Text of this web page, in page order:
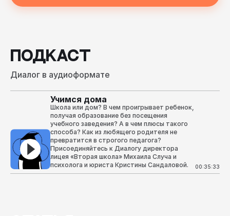
ПОДКАСТ
Диалог в аудиоформате
Учимся дома
Школа или дом? В чем проигрывает ребенок,
получая образование без посещения
учебного заведения? А в чем плюсы такого
способа? Как из любящего родителя не
превратится в строгого педагога?
Присоединяйтесь к Диалогу директора
лицея «Вторая школа» Михаила Случа и
психолога и юриста Кристины Сандаловой.
00:35:33